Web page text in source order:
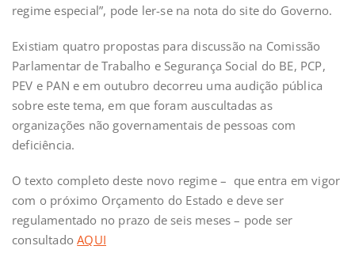
regime especial”, pode ler-se na nota do site do Governo.
Existiam quatro propostas para discussão na Comissão
Parlamentar de Trabalho e Segurança Social do BE, PCP,
PEV e PAN e em outubro decorreu uma audição pública
sobre este tema, em que foram auscultadas as
organizações não governamentais de pessoas com
deficiência.
O texto completo deste novo regime – que entra em vigor
com o próximo Orçamento do Estado e deve ser
regulamentado no prazo de seis meses – pode ser
consultadoAQUI